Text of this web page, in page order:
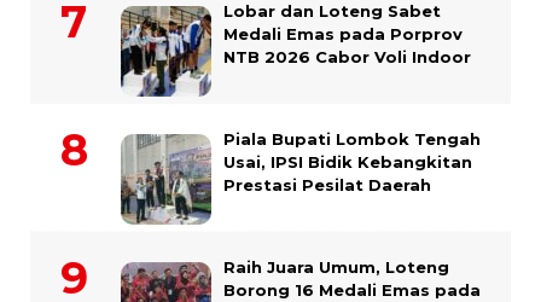
Lobar dan Loteng Sabet
Medali Emas pada Porprov
NTB 2026 Cabor Voli Indoor
Piala Bupati Lombok Tengah
Usai, IPSI Bidik Kebangkitan
Prestasi Pesilat Daerah
Raih Juara Umum, Loteng
Borong 16 Medali Emas pada